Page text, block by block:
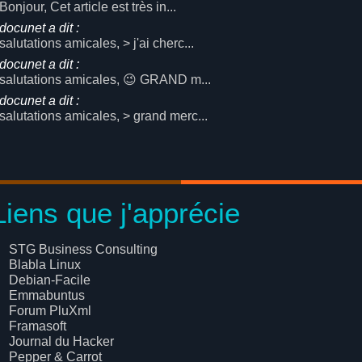
Bonjour, Cet article est très in...
docunet a dit :
salutations amicales, > j'ai cherc...
docunet a dit :
salutations amicales, 😉 GRAND m...
docunet a dit :
salutations amicales, > grand merc...
que j'apprécie
STG Business Consulting
Blabla Linux
Debian-Facile
Emmabuntus
Forum PluXml
Framasoft
Journal du Hacker
Pepper & Carrot